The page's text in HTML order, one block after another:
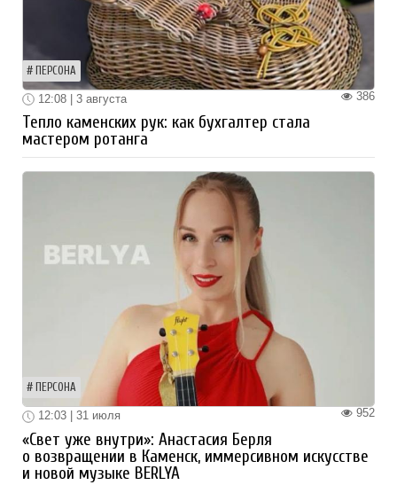
ПЕРСОНА
386
12:08 | 3 августа
Тепло каменских рук: как бухгалтер стала
мастером ротанга
ПЕРСОНА
952
12:03 | 31 июля
«Свет уже внутри»: Анастасия Берля
о возвращении в Каменск, иммерсивном искусстве
и новой музыке BERLYA